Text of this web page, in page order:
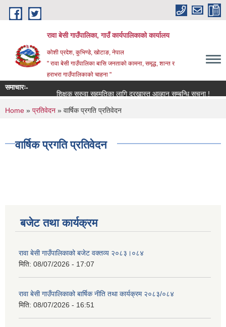
Skip to main content
रावा बेसी गाउँपालिका, गाउँ कार्यपालिकाको कार्यालय
कोशी प्रदेश, कुभिण्डे, खोटाङ, नेपाल
" रावा बेसी गाउँपालिका बासि जनताको कामना, समृद्ध, शान्त र
हराभरा गाउँपालिकाको चाहना "
समाचारः-
शिक्षक सरुवा सहमतिका लागि दरखास्त आव्हान सम्बन्धि सूचना !
You are here
Home » प्रतिवेदन » वार्षिक प्रगति प्रतिवेदन
वार्षिक प्रगति प्रतिवेदन
बजेट तथा कार्यक्रम
रावा बेसी गाउँपालिकाको बजेट वक्तव्य २०८३।०८४
मिति: 08/07/2026 - 17:07
रावा बेसी गाउँपालिकाको बार्षिक नीति तथा कार्यक्रम २०८३/०८४
मिति: 08/07/2026 - 16:51